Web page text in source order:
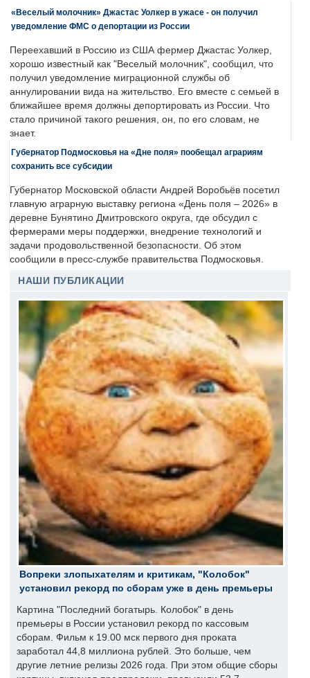
«Веселый молочник» Джастас Уолкер в ужасе - он получил
уведомление ФМС о депортации из России
Переехавший в Россию из США фермер Джастас Уолкер,
хорошо известный как "Веселый молочник", сообщил, что
получил уведомление миграционной службы об
аннулировании вида на жительство. Его вместе с семьей в
ближайшее время должны депортировать из России. Что
стало причиной такого решения, он, по его словам, не
знает.
Губернатор Подмосковья на «Дне поля» пообещал аграриям
сохранить все субсидии
Губернатор Московской области Андрей Воробьёв посетил
главную аграрную выставку региона «День поля – 2026» в
деревне Бунятино Дмитровского округа, где обсудил с
фермерами меры поддержки, внедрение технологий и
задачи продовольственной безопасности. Об этом
сообщили в пресс-службе правительства Подмосковья.
НАШИ ПУБЛИКАЦИИ
Вопреки злопыхателям и критикам, "Колобок"
установил рекорд по сборам уже в день премьеры
Картина "Последний богатырь. Колобок" в день
премьеры в России установил рекорд по кассовым
сборам. Фильм к 19.00 мск первого дня проката
заработал 44,8 миллиона рублей. Это больше, чем
другие летние релизы 2026 года. При этом общие сборы